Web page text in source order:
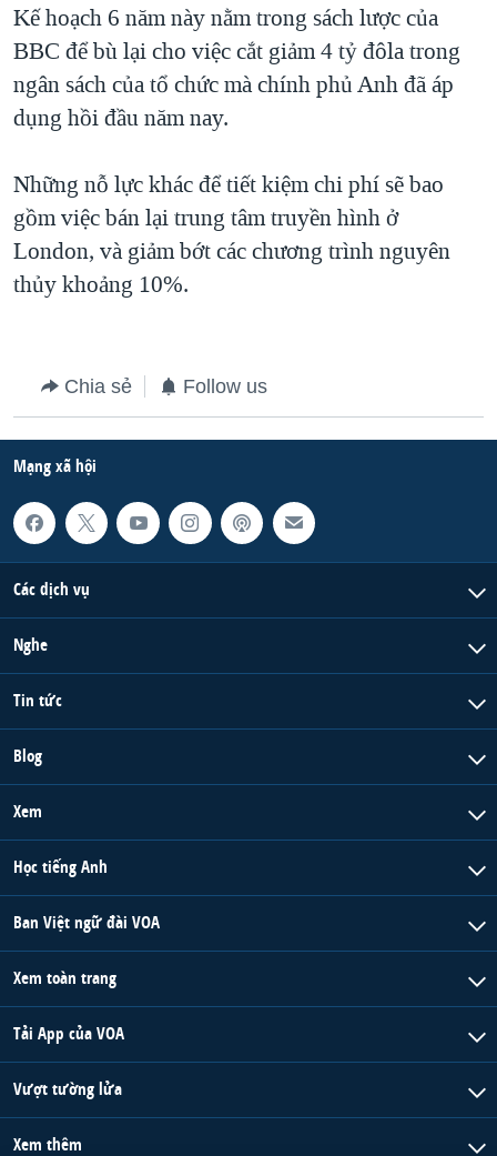
THƯỢNG ĐỈNH TRUMP-KIM TẠI VIỆT NAM
TRỊNH VĨNH BÌNH VS. CHÍNH PHỦ VIỆT NAM
NGƯ DÂN VIỆT VÀ LÀN SÓNG TRỘM HẢI SÂM
QUAN HỆ VIỆT MỸ
Kế hoạch 6 năm này nằm trong sách lược của
BBC để bù lại cho việc cắt giảm 4 tỷ đôla trong
ngân sách của tổ chức mà chính phủ Anh đã áp
dụng hồi đầu năm nay.
Những nỗ lực khác để tiết kiệm chi phí sẽ bao
gồm việc bán lại trung tâm truyền hình ở
London, và giảm bớt các chương trình nguyên
thủy khoảng 10%.
Chia sẻ Follow us
Mạng xã hội
Các dịch vụ
Nghe
Tin tức
Blog
Xem
Học tiếng Anh
Ban Việt ngữ đài VOA
Xem toàn trang
Tải App của VOA
Vượt tường lửa
Xem thêm